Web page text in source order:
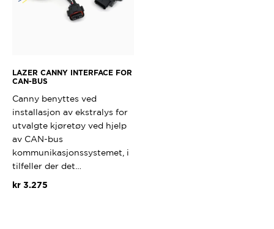
LAZER CANNY INTERFACE FOR
CAN-BUS
Canny benyttes ved
installasjon av ekstralys for
utvalgte kjøretøy ved hjelp
av CAN-bus
kommunikasjonssystemet, i
tilfeller der det…
kr3.275